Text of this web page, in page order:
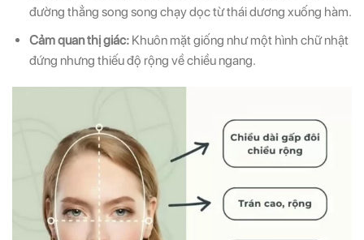
đường thẳng song song chạy dọc từ thái dương xuống hàm.
Cảm quan thị giác:Khuôn mặt giống như một hình chữ nhật
đứng nhưng thiếu độ rộng về chiều ngang.